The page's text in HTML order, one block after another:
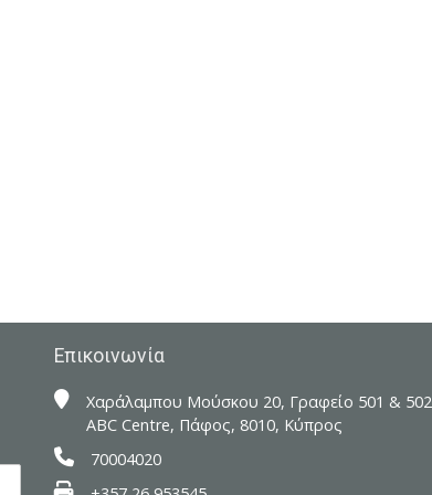
Επικοινωνία
Xαράλαμπου Μούσκου 20, Γραφείο 501 & 502
ABC Centre, Πάφος, 8010, Κύπρος
70004020